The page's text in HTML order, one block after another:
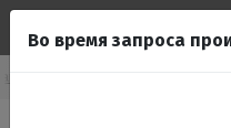
Во время запроса